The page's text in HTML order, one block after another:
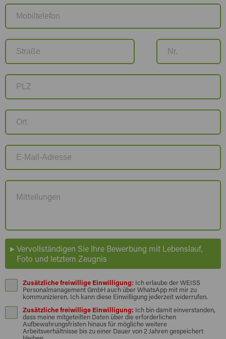
Vervollständigen Sie Ihre Bewerbung mit Lebenslauf,
Foto und letztem Zeugnis
Zusätzliche freiwillige Einwilligung: Ich erlaube der WEISS
Personalmanagement GmbH auch über WhatsApp mit mir zu
kommunizieren. Ich kann diese Einwilligung jederzeit widerrufen.
Zusätzliche freiwillige Einwilligung: Ich bin damit einverstanden,
dass meine mitgeteilten Daten über die erforderlichen
Aufbewahrungsfristen hinaus für mögliche weitere
Arbeitsverhältnisse bis zu einer Dauer von 2 Jahren gespeichert